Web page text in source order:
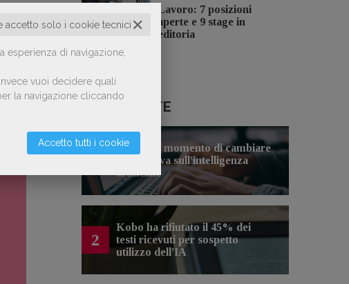
✕
accetto solo i cookie tecnici
di navigazione,
vuoi decidere quali
la navigazione cliccando
Accetto tutti i cookie
Lavoro: 7 posizioni
aperte e 9 stage in
editoria
LE PIÙ LETTE
1
Forse è il momento di cambiare
prospettiva sull’intelligenza
artificiale
2
Kobo ha rifiutato il 45% dei
testi ricevuti per sospetto
utilizzo dell’IA